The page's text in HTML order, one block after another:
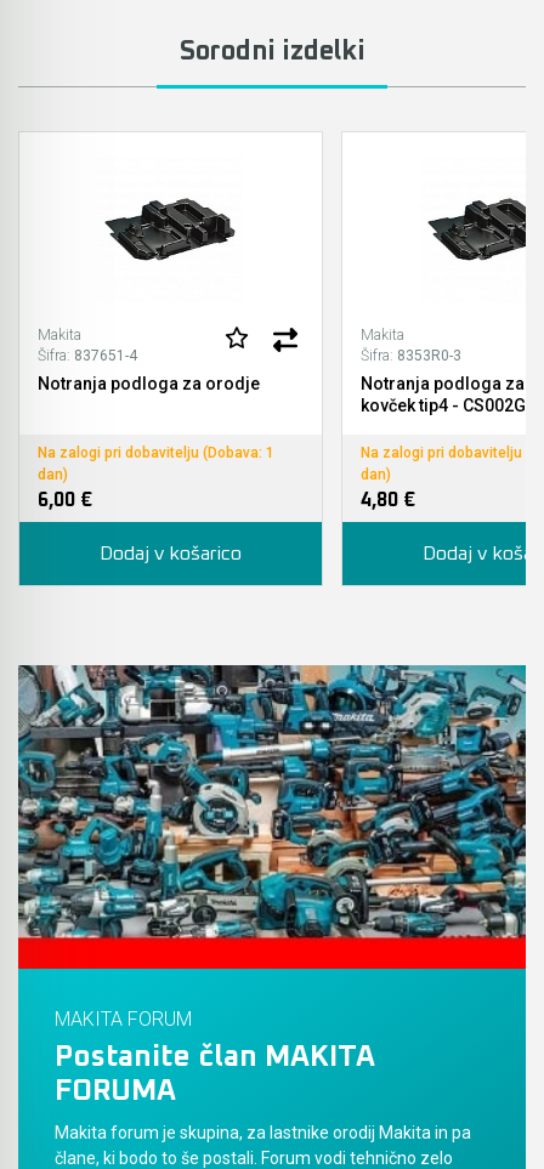
Sorodni izdelki
Makita
Šifra: 837651-4
Notranja podloga za orodje
Na zalogi pri dobavitelju (Dobava: 1
dan)
6,00 €
Dodaj v košarico
Makita
Šifra: 8353R0-3
Notranja podloga za
kovček tip4 - CS002G
Na zalogi pri dobavitelju
dan)
4,80 €
Dodaj v
MAKITA FORUM
Postanite član MAKITA
FORUMA
Makita forum je skupina, za lastnike orodij Makita in pa
člane, ki bodo to še postali. Forum vodi tehnično zelo
Akumulatorske tračne žage
Akumulatorske škarje in prebijalniki za kovino
Akumulatorske samokolnice
Akumulatorski grelnik vode
Akumulatorske vakumske črpalke za klime
Akumulatorski vezalci in rezalniki armature &
Akumulatorska mikrovalovna pečica
Akumulatorski čistilniki
Pribor za prebijalnike in rezalnike kovine
Elastike, gurtne in povezovalni trakovi
Ščetke MAKITA